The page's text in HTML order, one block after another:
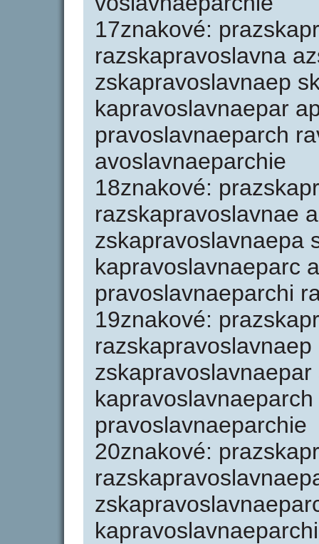
17znakové:
razskapravoslavna
zskapravoslavnaep
kapravoslavnaepar
pravoslavnaeparch
avoslavnaeparchie
18znakové:
razskapravoslavnae
zskapravoslavnaepa
kapravoslavnaeparc
pravoslavnaeparchi
19znakové:
pravoslavnaeparchie
20znakové: